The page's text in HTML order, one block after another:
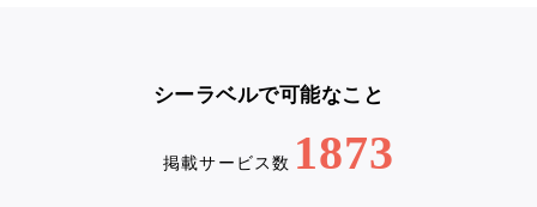
シーラベルで可能なこと
掲載サービス数 1873